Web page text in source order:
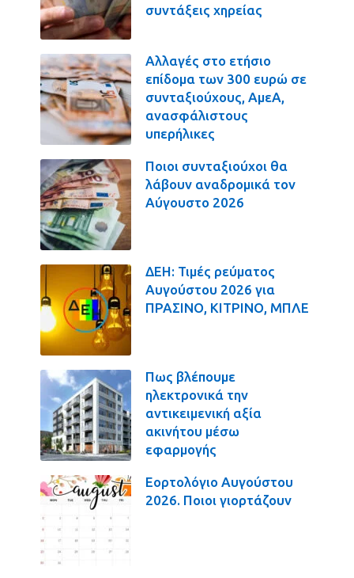
συντάξεις χηρείας
Αλλαγές στο ετήσιο
επίδομα των 300 ευρώ σε
συνταξιούχους, ΑμεΑ,
ανασφάλιστους
υπερήλικες
Ποιοι συνταξιούχοι θα
λάβουν αναδρομικά τον
Αύγουστο 2026
ΔΕΗ: Τιμές ρεύματος
Αυγούστου 2026 για
ΠΡΑΣΙΝΟ, ΚΙΤΡΙΝΟ, ΜΠΛΕ
Πως βλέπουμε
ηλεκτρονικά την
αντικειμενική αξία
ακινήτου μέσω
εφαρμογής
Εορτολόγιο Αυγούστου
2026. Ποιοι γιορτάζουν